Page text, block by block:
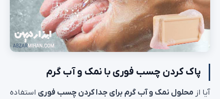
پاک کردن چسب فوری با نمک و آب گرم
آیا از محلول نمک و آب گرم برای جدا کردن چسب فوری استفاده